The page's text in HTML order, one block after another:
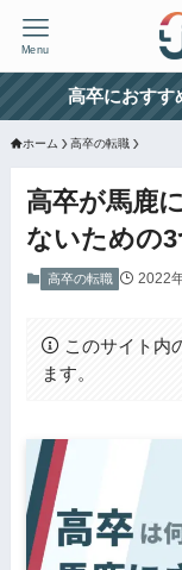
Menu
高卒におすす
ホーム 高卒の転職
高卒が馬鹿
ないための
高卒の転職 2022
このサイト内
ます。